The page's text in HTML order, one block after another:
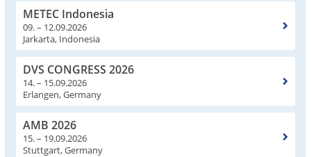
METEC Indonesia
09. – 12.09.2026
Jarkarta, Indonesia
DVS CONGRESS 2026
14. – 15.09.2026
Erlangen, Germany
AMB 2026
15. – 19.09.2026
Stuttgart, Germany